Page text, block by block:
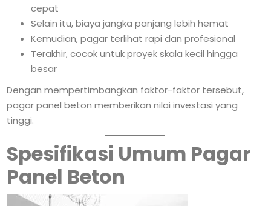
cepat
Selain itu, biaya jangka panjang lebih hemat
Kemudian, pagar terlihat rapi dan profesional
Terakhir, cocok untuk proyek skala kecil hingga
besar
Dengan mempertimbangkan faktor-faktor tersebut,
pagar panel beton memberikan nilai investasi yang
tinggi.
Spesifikasi Umum Pagar
Panel Beton